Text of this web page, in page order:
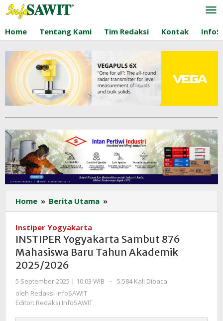
Lewati
ke
konten
Home Tentang Kami Tim Redaksi Kontak
Home » Berita Utama »
Yogyakarta
Mahasiswa
Baru
Akademik
Instiper Yogyakarta
INSTIPER Yogyakarta Sambut 876
Mahasiswa Baru Tahun Akademik
2025/2026
5 September 2025 | 10:03 WIB
oleh
-
5.584 Kali Dibaca
oleh Redaksi InfoSAWIT
Editor: Redaksi InfoSAWIT